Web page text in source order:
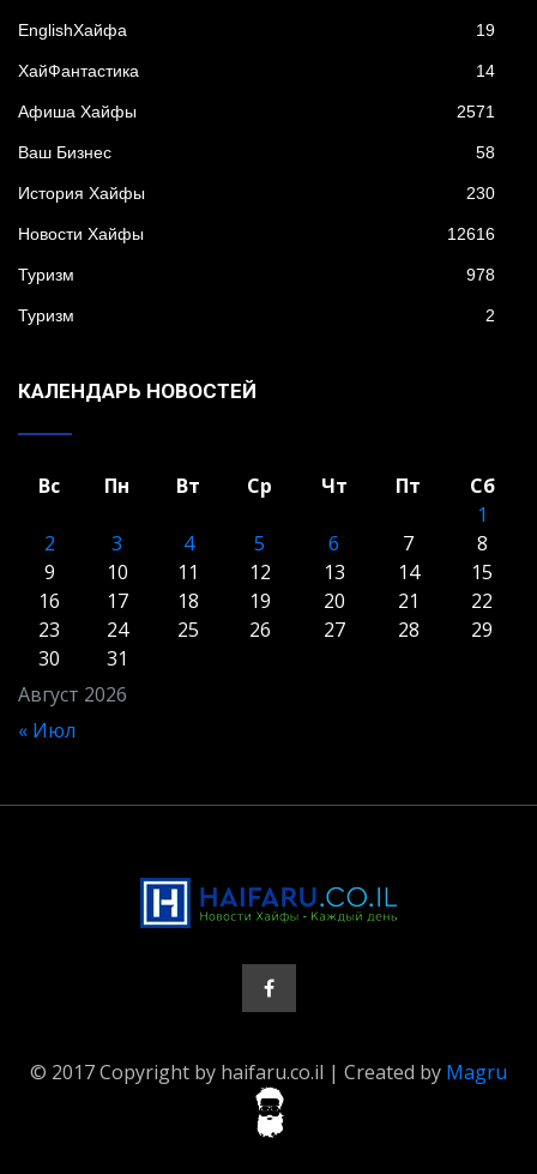
EnglishХайфа 19
XайФантастика 14
Афиша Хайфы 2571
Ваш Бизнес 58
История Хайфы 230
Новости Хайфы 12616
Туризм 978
Туризм 2
КАЛЕНДАРЬ НОВОСТЕЙ
Август 2026
Вс Пн Вт Ср Чт Пт
Сб
1
2
3 4 5 6 7
8
9
10 11 12 13 14
15
16
17 18 19 20 21
22
23
24 25 26 27 28
29
30
31
« Июл
© 2017 Copyright by haifaru.co.il | Created by Magru